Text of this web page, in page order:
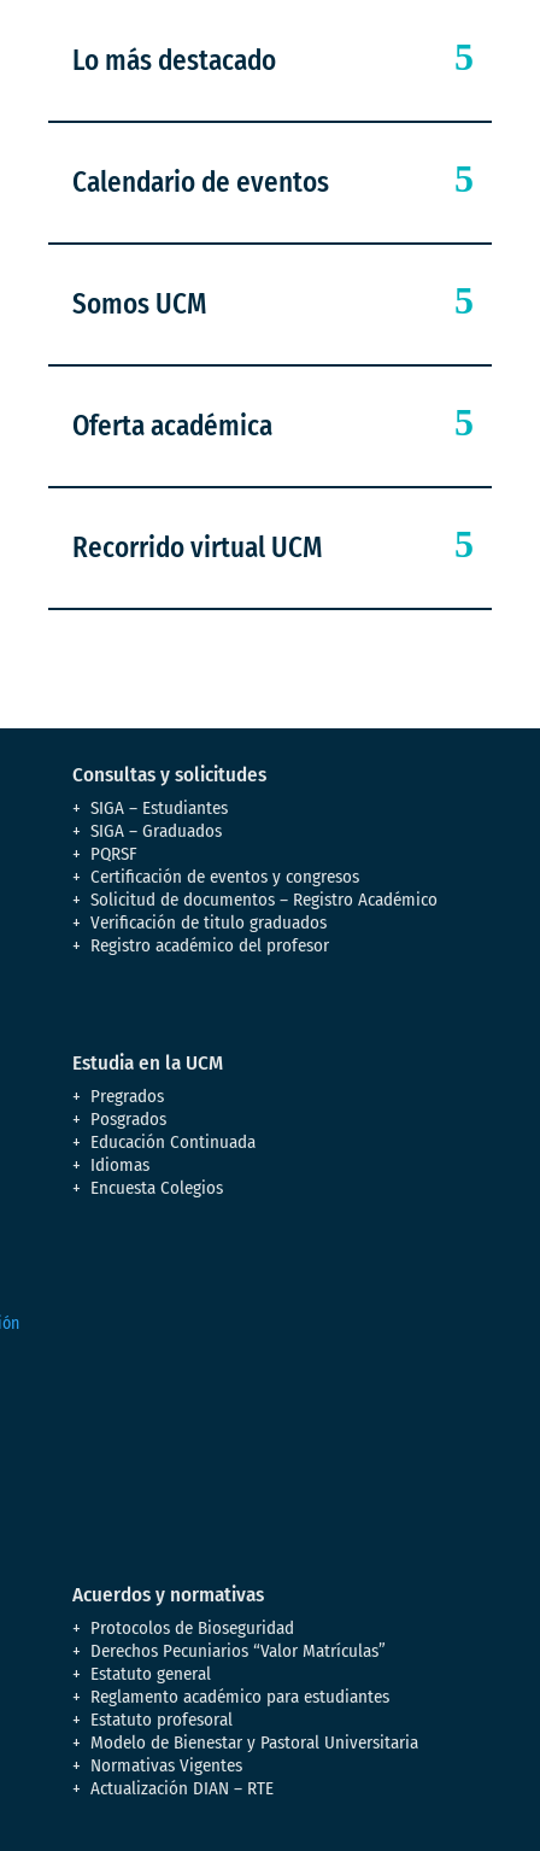
Lo más destacado
Calendario de eventos
Somos UCM
Oferta académica
Recorrido virtual UCM
Consultas y solicitudes
SIGA – Estudiantes
SIGA – Graduados
PQRSF
Certificación de eventos y congresos
Solicitud de documentos – Registro Académico
Verificación de titulo graduados
Registro académico del profesor
Estudia en la UCM
Pregrados
Posgrados
Educación Continuada
Idiomas
Encuesta Colegios
Acuerdos y normativas
Protocolos de Bioseguridad
Derechos Pecuniarios “Valor Matrículas”
Estatuto general
Reglamento académico para estudiantes
Estatuto profesoral
Modelo de Bienestar y Pastoral Universitaria
Normativas Vigentes
Actualización DIAN – RTE